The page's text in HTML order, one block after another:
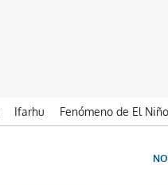
Ifarhu Fenómeno de El Niño